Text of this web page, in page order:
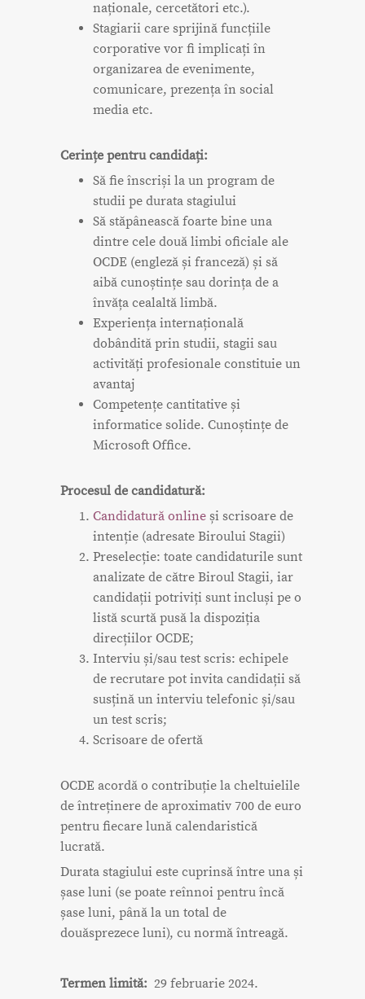
naționale, cercetători etc.).
Stagiarii care sprijină funcțiile
corporative vor fi implicați în
organizarea de evenimente,
comunicare, prezența în social
media etc.
Cerințe pentru candidați:
Să fie înscriși la un program de
studii pe durata stagiului
Să stăpânească foarte bine una
dintre cele două limbi oficiale ale
OCDE (engleză și franceză) și să
aibă cunoștințe sau dorința de a
învăța cealaltă limbă.
Experiența internațională
dobândită prin studii, stagii sau
activități profesionale constituie un
avantaj
Competențe cantitative și
informatice solide. Cunoștințe de
Microsoft Office.
Procesul de candidatură:
Candidatură online și scrisoare de
intenție (adresate Biroului Stagii)
Preselecție: toate candidaturile sunt
analizate de către Biroul Stagii, iar
candidații potriviți sunt incluși pe o
listă scurtă pusă la dispoziția
direcțiilor OCDE;
Interviu și/sau test scris: echipele
de recrutare pot invita candidații să
susțină un interviu telefonic și/sau
un test scris;
Scrisoare de ofertă
OCDE acordă o contribuție la cheltuielile
de întreținere de aproximativ 700 de euro
pentru fiecare lună calendaristică
lucrată.
Durata stagiului este cuprinsă între una și
șase luni (se poate reînnoi pentru încă
șase luni, până la un total de
douăsprezece luni), cu normă întreagă.
Termen limită: 29 februarie 2024.